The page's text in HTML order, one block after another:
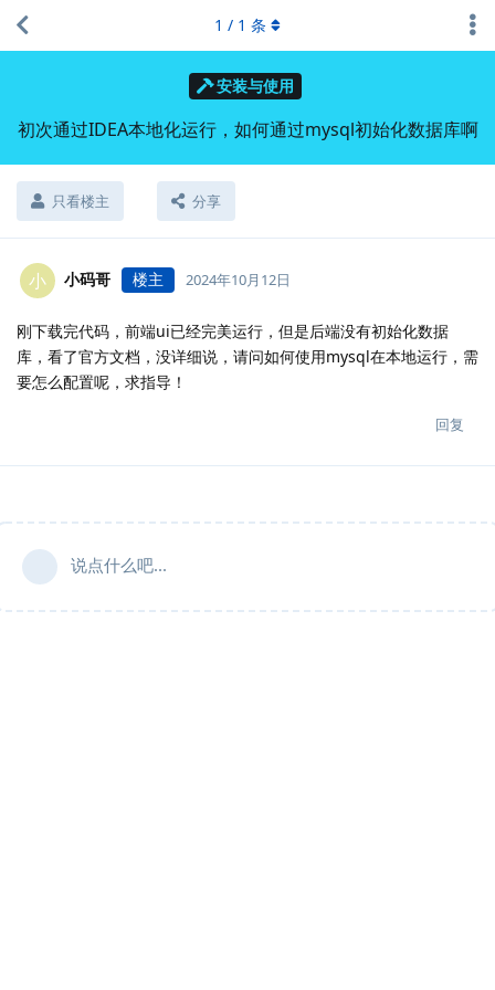
安装与使用
初次通过IDEA本地化运行，如何通过mysql初始化数据库啊
只看楼主 分享
1 / 1 条
小 小码哥 楼主 2024年10月12日
刚下载完代码，前端ui已经完美运行，但是后端没有初始化数据
库，看了官方文档，没详细说，请问如何使用mysql在本地运行，需
要怎么配置呢，求指导！
回复
说点什么吧...